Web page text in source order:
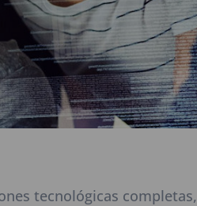
tecnológicas completas,